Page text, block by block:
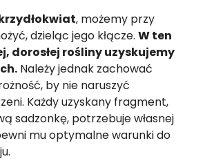
, możemy przy
dzieląc jego kłącze. W ten
dorosłej rośliny uzyskujemy
Należy jednak zachować
by nie naruszyć
Każdy uzyskany fragment,
sadzonkę, potrzebuje własnej
mu optymalne warunki do